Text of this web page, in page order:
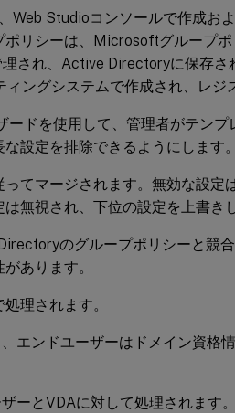
Web Studioコンソールで作成お
リシーは、Microsoftグループ
理され、Active Directoryに保存
ングシステムで作成され、レジ
ドを使用して、管理者がテンプ
設定を排除できるようにします。
てマージされます。無効な設定
無視され、下位の設定を上書き
のグループポリシーと競
あります。
理されます。
エンドユーザーはドメイン資格
ーとVDAに対して処理されます。